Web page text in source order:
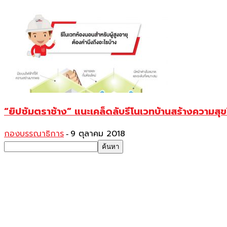
“ยิปซัมตราช้าง” แนะเคล็ดลับรีโนเวทบ้านสร้างความสุ
กองบรรณาธิการ - 9 ตุลาคม 2018